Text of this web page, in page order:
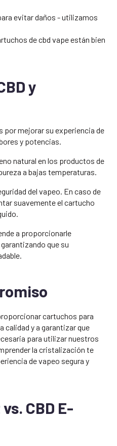
evitar daños - utilizamos
de cbd vape están bien
y
por mejorar su experiencia de
y potencias.
natural en los productos de
a bajas temperaturas.
del vapeo. En caso de
suavemente el cartucho
a proporcionarle
que su
cartuchos para
calidad y a garantizar que
para utilizar nuestros
la cristalización te
de vapeo segura y
CBD E-